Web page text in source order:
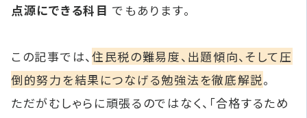
点源にできる科目 でもあります。
この記事では、 住民税の難易度、出題傾向、そして圧
倒的努力を結果につなげる勉強法を徹底解説。
ただがむしゃらに頑張るのではなく、「合格するため